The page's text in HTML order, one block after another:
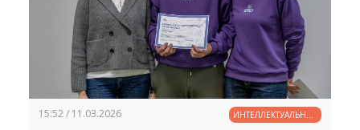
15:52 / 11.03.2026
ИНТЕЛЛЕКТУАЛЬНЫЙ
ПОТЕНЦИАЛ